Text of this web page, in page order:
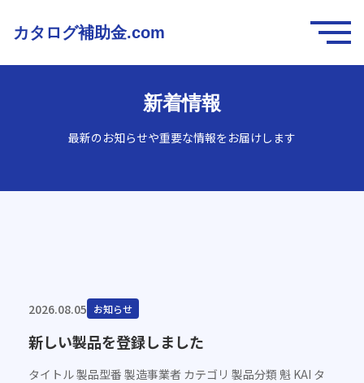
カタログ補助金.com
新着情報
最新のお知らせや重要な情報をお届けします
2026.08.05 お知らせ
新しい製品を登録しました
タイトル 製品型番 製造事業者 カテゴリ 製品分類 魁 KAI タ